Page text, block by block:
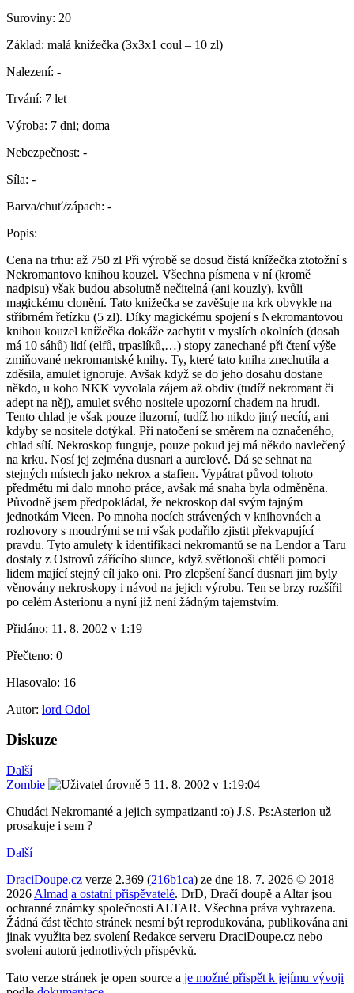
Suroviny: 20
Základ: malá knížečka (3x3x1 coul – 10 zl)
Nalezení: -
Trvání: 7 let
Výroba: 7 dni; doma
Nebezpečnost: -
Síla: -
Barva/chuť/zápach: -
Popis:
Cena na trhu: až 750 zl Při výrobě se dosud čistá knížečka ztotožní s
Nekromantovo knihou kouzel. Všechna písmena v ní (kromě
nadpisu) však budou absolutně nečitelná (ani kouzly), kvůli
magickému clonění. Tato knížečka se zavěšuje na krk obvykle na
stříbrném řetízku (5 zl). Díky magickému spojení s Nekromantovou
knihou kouzel knížečka dokáže zachytit v myslích okolních (dosah
má 10 sáhů) lidí (elfů, trpaslíků,…) stopy zanechané při čtení výše
zmiňované nekromantské knihy. Ty, které tato kniha znechutila a
zděsila, amulet ignoruje. Avšak když se do jeho dosahu dostane
někdo, u koho NKK vyvolala zájem až obdiv (tudíž nekromant či
adept na něj), amulet svého nositele upozorní chadem na hrudi.
Tento chlad je však pouze iluzorní, tudíž ho nikdo jiný necítí, ani
kdyby se nositele dotýkal. Při natočení se směrem na označeného,
chlad sílí. Nekroskop funguje, pouze pokud jej má někdo navlečený
na krku. Nosí jej zejména dusnari a aurelové. Dá se sehnat na
stejných místech jako nekrox a stafien. Vypátrat původ tohoto
předmětu mi dalo mnoho práce, avšak má snaha byla odměněna.
Původně jsem předpokládal, že nekroskop dal svým tajným
jednotkám Vieen. Po mnoha nocích strávených v knihovnách a
rozhovory s moudrými se mi však podařilo zjistit překvapující
pravdu. Tyto amulety k identifikaci nekromantů se na Lendor a Taru
dostaly z Ostrovů zářícího slunce, když světlonoši chtěli pomoci
lidem mající stejný cíl jako oni. Pro zlepšení šancí dusnari jim byly
věnovány nekroskopy i návod na jejich výrobu. Ten se brzy rozšířil
po celém Asterionu a nyní již není žádným tajemstvím.
Přidáno: 11. 8. 2002 v 1:19
Přečteno: 0
Hlasovalo: 16
Autor: lord Odol
Diskuze
Další
Zombie
11. 8. 2002 v 1:19:04
Chudáci Nekromanté a jejich sympatizanti :o) J.S. Ps:Asterion už
prosakuje i sem ?
Další
DraciDoupe.cz verze 2.369 (216b1ca) ze dne 18. 7. 2026 © 2018–
2026 Almad a ostatní přispěvatelé. DrD, Dračí doupě a Altar jsou
ochranné známky společnosti ALTAR. Všechna práva vyhrazena.
Žádná část těchto stránek nesmí být reprodukována, publikována ani
jinak využita bez svolení Redakce serveru DraciDoupe.cz nebo
svolení autorů jednotlivých příspěvků.
Tato verze stránek je open source a je možné přispět k jejímu vývoji